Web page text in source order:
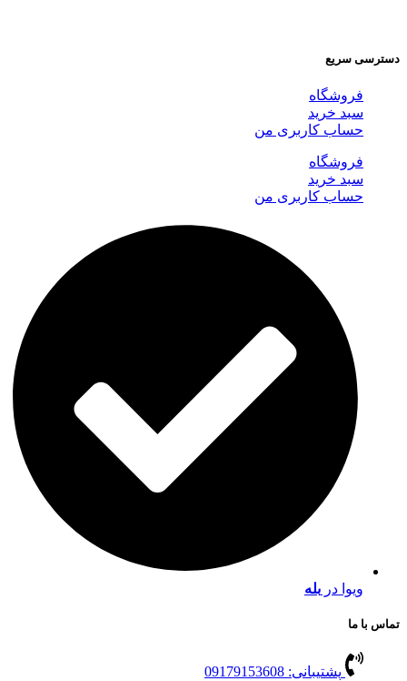
دسترسی سریع
فروشگاه
سبد خرید
حساب کاربری من
فروشگاه
سبد خرید
حساب کاربری من
ویوا در بله
تماس با ما
پشتیبانی: 09179153608